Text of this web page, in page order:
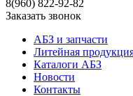
8(960) 822-92-82
Заказать звонок
АБЗ и запчасти
Литейная
Каталоги АБЗ
Новости
Контакты